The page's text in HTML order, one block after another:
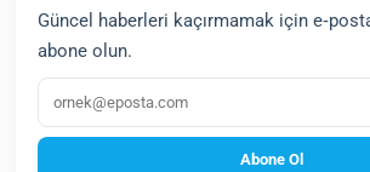
Güncel haberleri kaçırmamak için
abone olun.
E‑posta
Abone Ol